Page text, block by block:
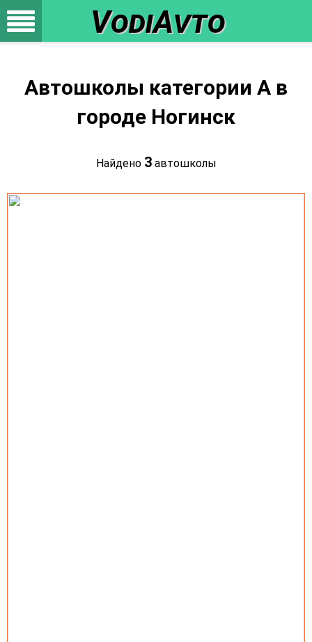
VodiAvto
Автошколы категории A в
городе Ногинск
Найдено 3автошколы